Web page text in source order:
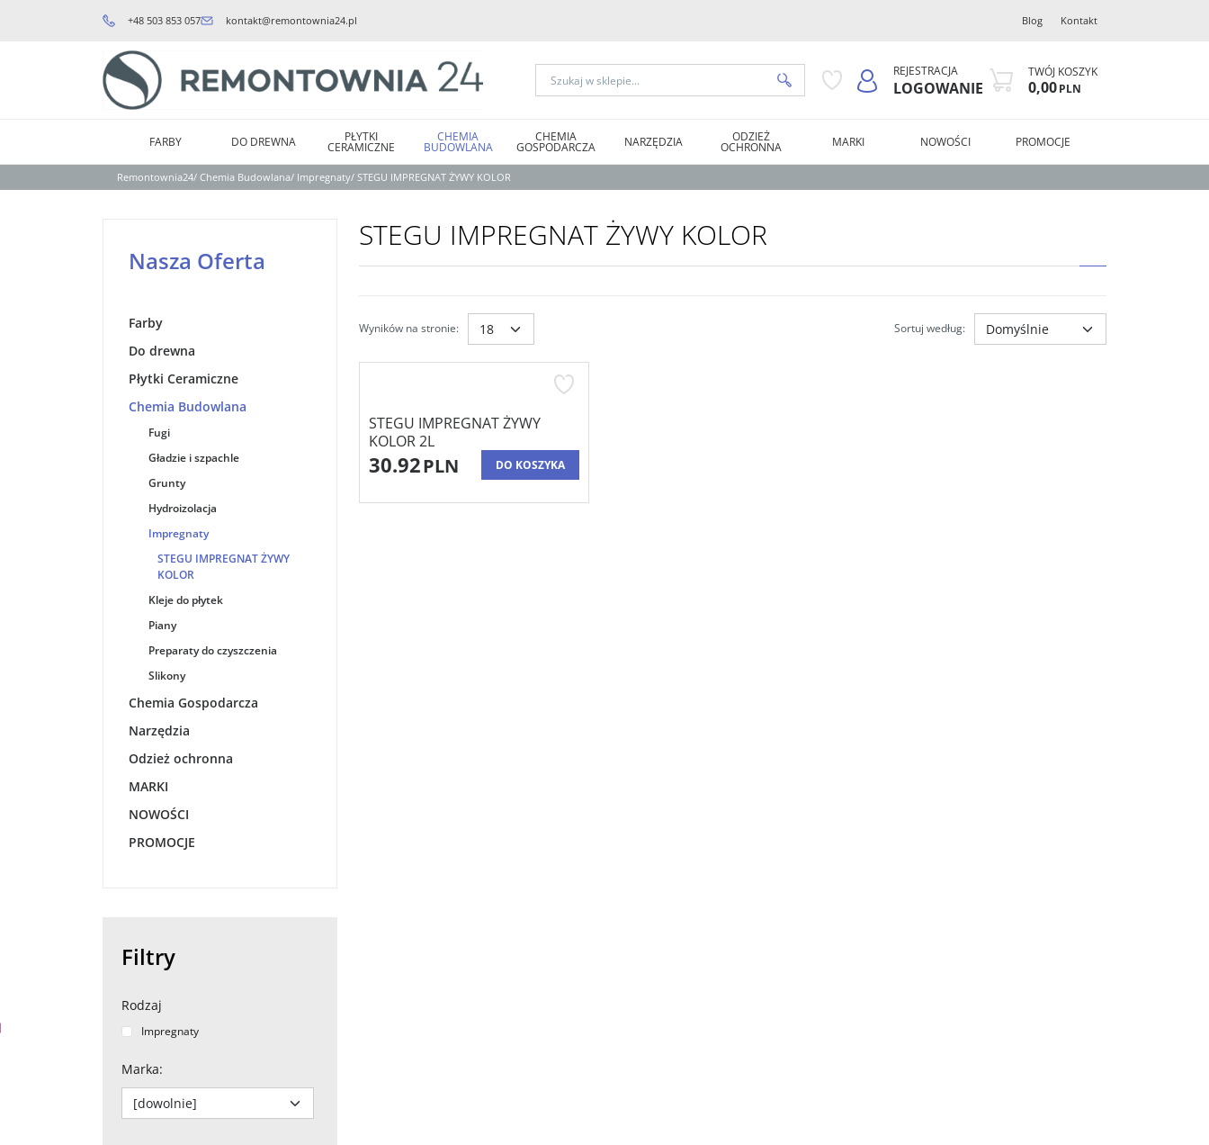
+48 503 853 057 kontakt@remontownia24.pl Blog Kontakt
REJESTRACJA
LOGOWANIE
TWÓJ KOSZYK
0,00PLN
FARBY DO DREWNA PŁYTKI
CERAMICZNE
CHEMIA
BUDOWLANA
CHEMIA
GOSPODARCZA NARZĘDZIA ODZIEŻ
OCHRONNA MARKI NOWOŚCI PROMOCJE
Remontownia24/ Chemia Budowlana/ Impregnaty/ STEGU IMPREGNAT ŻYWY KOLOR
STEGU IMPREGNAT ŻYWY KOLOR
Wyników na stronie: Sortuj według:
STEGU IMPREGNAT ŻYWY
KOLOR 2L
30.92PLN DO KOSZYKA
Nasza Oferta
Farby
Do drewna
Płytki Ceramiczne
Chemia Budowlana
Fugi
Gładzie i szpachle
Grunty
Hydroizolacja
Impregnaty
STEGU IMPREGNAT ŻYWY
KOLOR
Kleje do płytek
Piany
Preparaty do czyszczenia
Slikony
Chemia Gospodarcza
Narzędzia
Odzież ochronna
MARKI
NOWOŚCI
PROMOCJE
Filtry
Rodzaj
Impregnaty
Marka: